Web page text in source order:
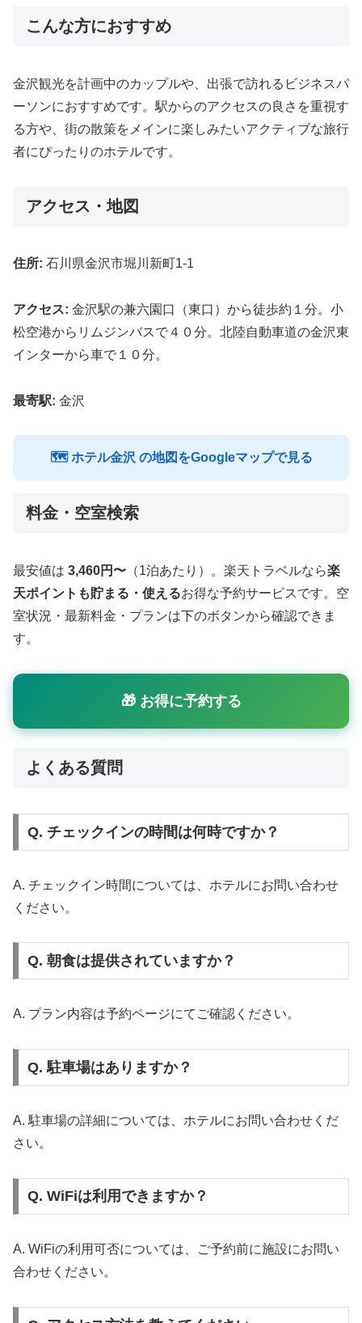
こんな方におすすめ
金沢観光を計画中のカップルや、出張で訪れるビジネスパ
ーソンにおすすめです。駅からのアクセスの良さを重視す
る方や、街の散策をメインに楽しみたいアクティブな旅行
者にぴったりのホテルです。
アクセス・地図
住所: 石川県金沢市堀川新町1-1
アクセス: 金沢駅の兼六園口（東口）から徒歩約１分。小
松空港からリムジンバスで４０分。北陸自動車道の金沢東
インターから車で１０分。
最寄駅: 金沢
🗺 ホテル金沢 の地図をGoogleマップで見る
料金・空室検索
最安値は 3,460円〜 （1泊あたり）。楽天トラベルなら楽
天ポイントも貯まる・使えるお得な予約サービスです。空
室状況・最新料金・プランは下のボタンから確認できま
す。
🎁 お得に予約する
よくある質問
Q. チェックインの時間は何時ですか？
A. チェックイン時間については、ホテルにお問い合わせ
ください。
Q. 朝食は提供されていますか？
A. プラン内容は予約ページにてご確認ください。
Q. 駐車場はありますか？
A. 駐車場の詳細については、ホテルにお問い合わせくだ
さい。
Q. WiFiは利用できますか？
A. WiFiの利用可否については、ご予約前に施設にお問い
合わせください。